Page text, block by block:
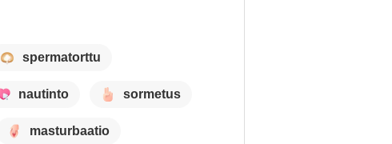
spermatorttu
nautinto sormetus
masturbaatio